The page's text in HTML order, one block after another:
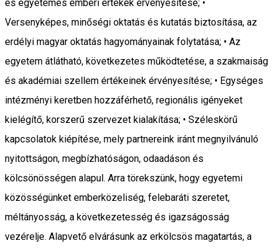
és egyetemes emberi értékek érvényesítése; •
Versenyképes, minőségi oktatás és kutatás biztosítása, az
erdélyi magyar oktatás hagyományainak folytatása; • Az
egyetem átlátható, következetes működtetése, a szakmaiság
és akadémiai szellem értékeinek érvényesítése; • Egységes
intézményi keretben hozzáférhető, regionális igényeket
kielégítő, korszerű szervezet kialakítása; • Széleskörű
kapcsolatok kiépítése, mely partnereink iránt megnyilvánuló
nyitottságon, megbízhatóságon, odaadáson és
kölcsönösségen alapul. Arra törekszünk, hogy egyetemi
közösségünket emberközeliség, felebaráti szeretet,
méltányosság, a következetesség és igazságosság
vezérelje. Alapvető elvárásunk az erkölcsös magatartás, a